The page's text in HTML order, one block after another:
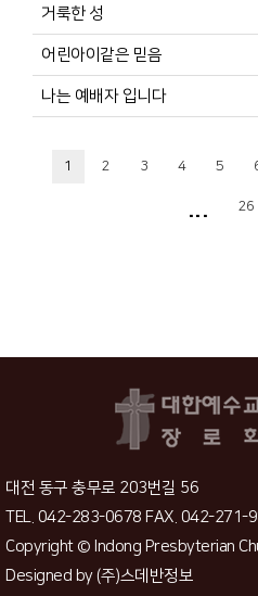
거룩한 성
어린아이같은 믿음
나는 예배자 입니다
1 2 3 4 5
... 26
대전 동구 충무로 203번길 56
TEL. 042-283-0678 FAX. 042-271-
Copyright © Indong Presbyterian
Designed by(주)스데반정보